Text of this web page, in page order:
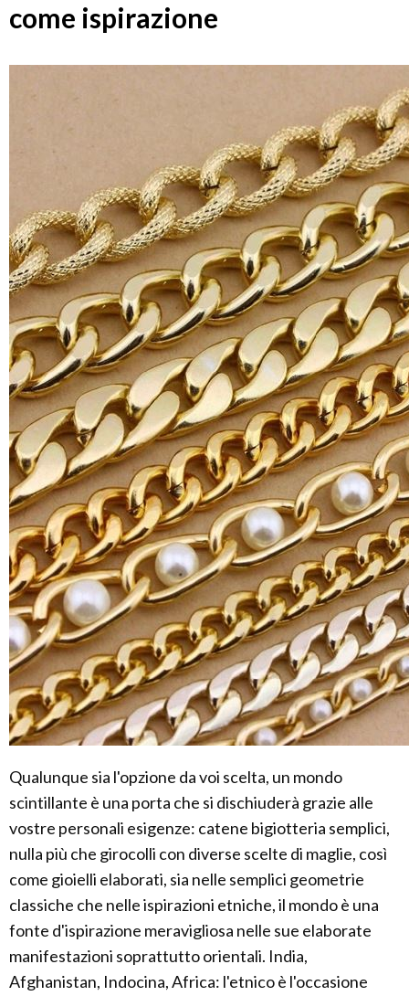
come ispirazione
Qualunque sia l'opzione da voi scelta, un mondo
scintillante è una porta che si dischiuderà grazie alle
vostre personali esigenze: catene bigiotteria semplici,
nulla più che girocolli con diverse scelte di maglie, così
come gioielli elaborati, sia nelle semplici geometrie
classiche che nelle ispirazioni etniche, il mondo è una
fonte d'ispirazione meravigliosa nelle sue elaborate
manifestazioni soprattutto orientali. India,
Afghanistan, Indocina, Africa: l'etnico è l'occasione